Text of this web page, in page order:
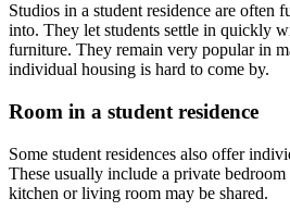
Studios in a student residence are often
into. They let students settle in quickly
furniture. They remain very popular in
individual housing is hard to come by.
Room in a student residence
Some student residences also offer
These usually include a private bedroom
kitchen or living room may be shared.